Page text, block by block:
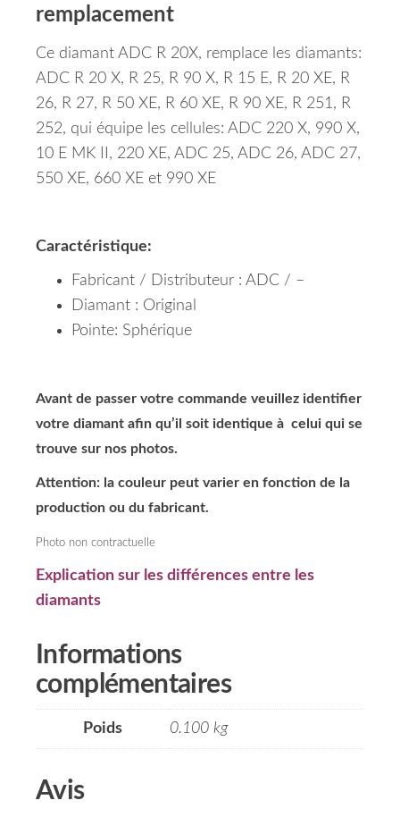
remplacement
Ce diamant ADC R 20X, remplace les diamants:
ADC R 20 X, R 25, R 90 X, R 15 E, R 20 XE, R
26, R 27, R 50 XE, R 60 XE, R 90 XE, R 251, R
252, qui équipe les cellules: ADC 220 X, 990 X,
10 E MK II, 220 XE, ADC 25, ADC 26, ADC 27,
550 XE, 660 XE et 990 XE
Caractéristique:
Fabricant / Distributeur : ADC / –
Diamant : Original
Pointe: Sphérique
Avant de passer votre commande veuillez identifier
votre diamant afin qu’il soit identique à celui qui se
trouve sur nos photos.
Attention: la couleur peut varier en fonction de la
production ou du fabricant.
Photo non contractuelle
Explication sur les différences entre les
diamants
Informations
complémentaires
Poids 0.100 kg
Avis